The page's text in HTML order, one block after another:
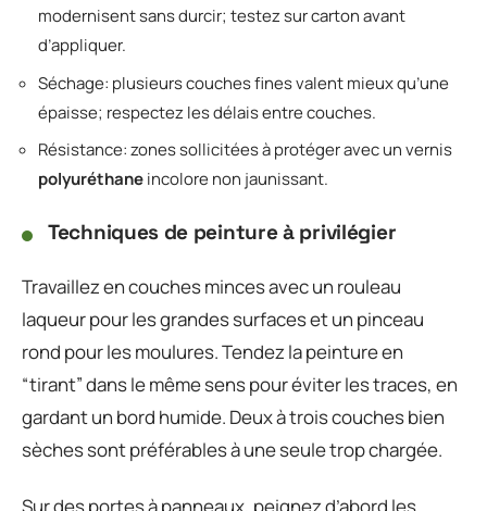
modernisent sans durcir; testez sur carton avant
d’appliquer.
Séchage: plusieurs couches fines valent mieux qu’une
épaisse; respectez les délais entre couches.
Résistance: zones sollicitées à protéger avec un vernis
polyuréthaneincolore non jaunissant.
Techniques de peinture à privilégier
Travaillez en couches minces avec un rouleau
laqueur pour les grandes surfaces et un pinceau
rond pour les moulures. Tendez la peinture en
“tirant” dans le même sens pour éviter les traces, en
gardant un bord humide. Deux à trois couches bien
sèches sont préférables à une seule trop chargée.